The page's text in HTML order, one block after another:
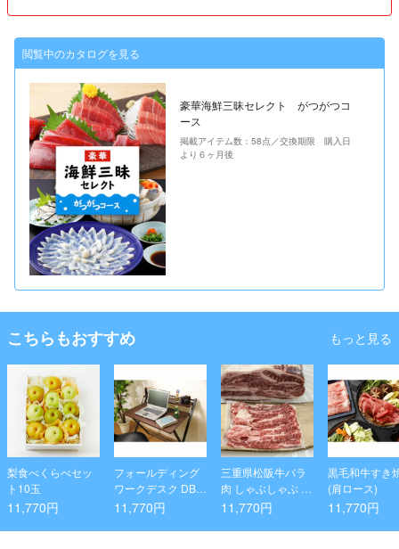
閲覧中のカタログを見る
豪華海鮮三昧セレクト がつがつコ
ース
掲載アイテム数：58点／交換期限 購入日
より６ヶ月後
こちらもおすすめ もっと見る
梨食べくらべセッ
ト10玉
11,770円
フォールディング
ワークデスク DBR/
BK
11,770円
三重県松阪牛バラ
肉 しゃぶしゃぶ 45
0g
11,770円
黒毛和牛すき
(肩ロース)
11,770円